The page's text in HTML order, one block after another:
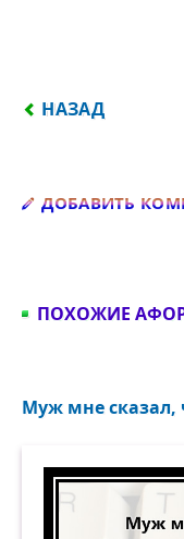
ПРЕДЫДУЩИЙ:
НАЗАД
ДОБАВИТЬ
ПОХОЖИЕ
Муж мне сказал,